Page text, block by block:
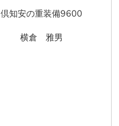
倶知安の重装備9600
横倉 雅男